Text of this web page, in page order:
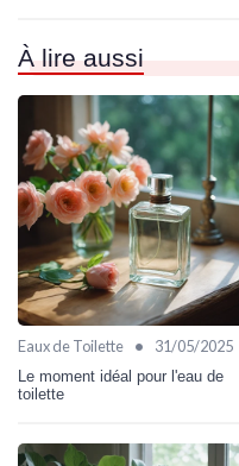
À lire aussi
Eaux de Toilette • 31/05/2025
Le moment idéal pour l'eau de
toilette